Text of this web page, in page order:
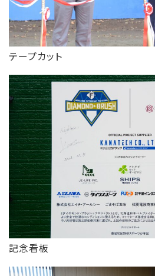
テープカット
記念看板